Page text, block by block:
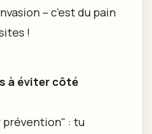
– c’est du pain
!
à éviter côté
prévention" : tu